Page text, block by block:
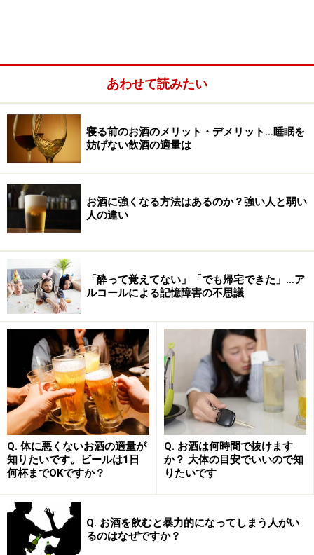
女子会は自由だ
一、facebookの写真のphotoshopによる変更、制禁ノ
一、直前のダイエット、制禁ノ事。
一、お洒落して臨むべき事。
一、幹事に志願すべき事。
あわせて読みたい
寝る前のお酒のメリット・デメリット…睡眠を
妨げない飲酒の適量は
お酒に強くなる方法はあるのか？強い人と弱い
人の違い
「酔って覚えてない」「でも帰宅できた」…ア
ルコールによる記憶障害の不思議
Q. 体に悪くないお酒の適量が
知りたいです。ビールは1日
何杯までOKですか？
Q. お酒は何時間で抜けます
か？ 大体の目安でいいので知
りたいです
Q. お酒を飲むと暴力的になってしまう人がい
るのはなぜですか？